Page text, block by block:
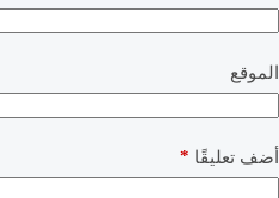
الموقع
أضف تعليقًا *